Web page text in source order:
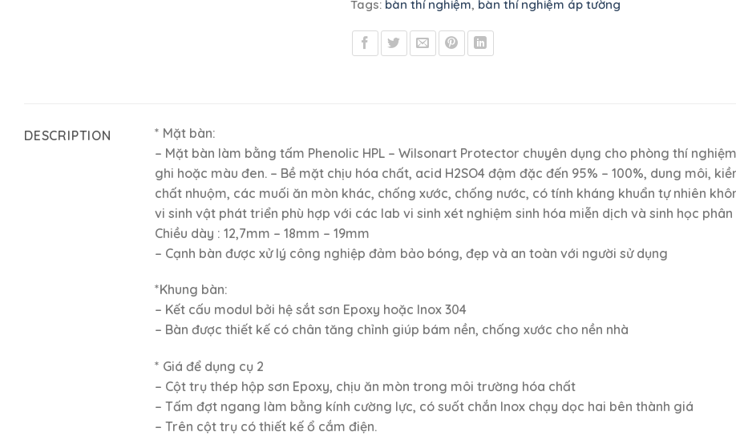
Tags: bàn thí nghiệm, bàn thí nghiệm áp tường
DESCRIPTION
* Mặt bàn:
– Mặt bàn làm bằng tấm Phenolic HPL – Wilsonart Protector chuyên dụng cho phòng thí
ghi hoặc màu đen. – Bề mặt chịu hóa chất, acid H2SO4 đậm đặc đến 95% – 100%, dung môi,
chất nhuộm, các muối ăn mòn khác, chống xước, chống nước, có tính kháng khuẩn tự nhiên
vi sinh vật phát triển phù hợp với các lab vi sinh xét nghiệm sinh hóa miễn dịch và sinh học phân
Chiều dày : 12,7mm – 18mm – 19mm
– Cạnh bàn được xử lý công nghiệp đảm bảo bóng, đẹp và an toàn với người sử dụng
*Khung bàn:
– Kết cấu modul bởi hệ sắt sơn Epoxy hoặc Inox 304
– Bàn được thiết kế có chân tăng chỉnh giúp bám nền, chống xước cho nền nhà
* Giá để dụng cụ 2
– Cột trụ thép hộp sơn Epoxy, chịu ăn mòn trong môi trường hóa chất
– Tấm đợt ngang làm bằng kính cường lực, có suốt chắn Inox chạy dọc hai bên thành giá
– Trên cột trụ có thiết kế ổ cắm điện.